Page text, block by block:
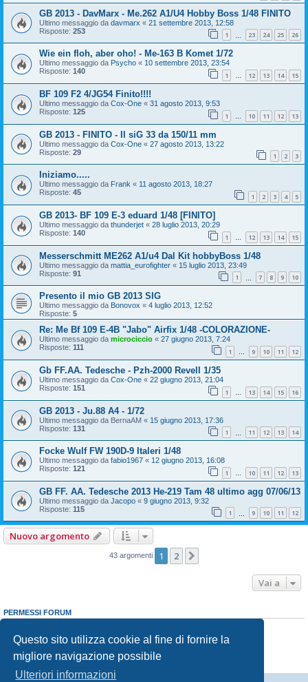
Questo sito utilizza cookie al fine di fornire la
migliore navigazione possibile
Ulteriori informazioni
GB 2013 - DavMarx - Me.262 A1/U4 Hobby Boss 1/48 FINITO
Ultimo messaggio da davmarx « 21 settembre 2013, 12:58
Risposte: 253 1 23 24 25 26
Wie ein floh, aber oho! - Me-163 B Komet 1/72
Ultimo messaggio da Psycho « 10 settembre 2013, 23:54
Risposte: 140 1 … 12 13 14 15
BF 109 F2 4/JG54 Finito!!!!
Ultimo messaggio da Cox-One « 31 agosto 2013, 9:53
Risposte: 125 1 … 10 11 12 13
GB 2013 - FINITO - Il siG 33 da 150/11 mm
Ultimo messaggio da Cox-One « 27 agosto 2013, 13:22
Risposte: 29 1 2 3
Iniziamo.....
Ultimo messaggio da Frank « 11 agosto 2013, 18:27
Risposte: 45 1 2 3 4 5
GB 2013- BF 109 E-3 eduard 1/48 [FINITO]
Ultimo messaggio da thunderjet « 28 luglio 2013, 20:29
Risposte: 140 1 … 12 13 14 15
Messerschmitt ME262 A1/u4 Dal Kit hobbyBoss 1/48
Ultimo messaggio da mattia_eurofighter « 15 luglio 2013, 23:49
Risposte: 91 1 7 8 9 10
Presento il mio GB 2013 SIG
Ultimo messaggio da Bonovox « 4 luglio 2013, 12:52
Risposte: 5
Re: Me Bf 109 E-4B "Jabo" Airfix 1/48 -COLORAZIONE-
Ultimo messaggio da microciccio « 27 giugno 2013, 7:24
Risposte: 111 1 … 9 10 11 12
Gb FF.AA. Tedesche - Pzh-2000 Revell 1/35
Ultimo messaggio da Cox-One « 22 giugno 2013, 21:04
Risposte: 151 1 13 14 15 16
GB 2013 - Ju.88 A4 - 1/72
Ultimo messaggio da BernaAM « 15 giugno 2013, 17:36
Risposte: 131 1 11 12 13 14
Focke Wulf FW 190D-9 Italeri 1/48
Ultimo messaggio da fabio1967 « 12 giugno 2013, 16:08
Risposte: 121 1 … 10 11 12 13
GB FF. AA. Tedesche 2013 He-219 Tam 48 ultimo agg 07/06/13
Ultimo messaggio da Jacopo « 9 giugno 2013, 9:32
Risposte: 115 1 9 10 11 12
Nuovo argomento
43 argomenti 1 2
Vai a
PERMESSI FORUM
Non puoirispondere negli argomenti
Non puoimodificare i tuoi messaggi
Non puoicancellare i tuoi messaggi
Non puoi
inviare allegati